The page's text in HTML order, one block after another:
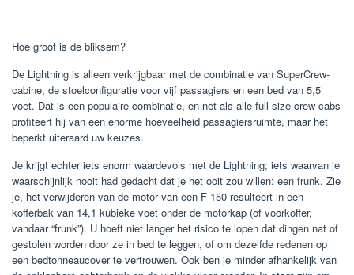
Hoe groot is de bliksem?
De Lightning is alleen verkrijgbaar met de combinatie van SuperCrew-
cabine, de stoelconfiguratie voor vijf passagiers en een bed van 5,5
voet. Dat is een populaire combinatie, en net als alle full-size crew cabs
profiteert hij van een enorme hoeveelheid passagiersruimte, maar het
beperkt uiteraard uw keuzes.
Je krijgt echter iets enorm waardevols met de Lightning; iets waarvan je
waarschijnlijk nooit had gedacht dat je het ooit zou willen: een frunk. Zie
je, het verwijderen van de motor van een F-150 resulteert in een
kofferbak van 14,1 kubieke voet onder de motorkap (of voorkoffer,
vandaar “frunk”). U hoeft niet langer het risico te lopen dat dingen nat of
gestolen worden door ze in bed te leggen, of om dezelfde redenen op
een bedtonneaucover te vertrouwen. Ook ben je minder afhankelijk van